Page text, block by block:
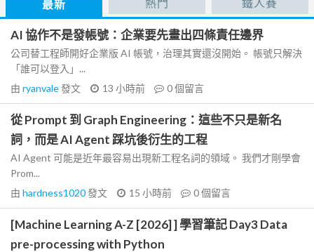
最新
AI 協作不是發帳號：企業要先畫出四條責任邊界
公司替工程師開好企業版 AI 帳號，治理其實還沒開始。 帳號只解決
「誰可以登入」...
由 ryanvale發文 13 小時前 0個留言
從 Prompt 到 Graph Engineering：這些不只是新名
詞，而是 AI Agent 踩坑後衍生的工程
AI Agent 可能是近年最容易出現新工程名詞的領域。 我們才剛學會
Prom...
由 hardness1020發文 15 小時前 0個留言
[Machine Learning A-Z [2026] ] 學習筆記 Day3 Data
pre-processing with Python